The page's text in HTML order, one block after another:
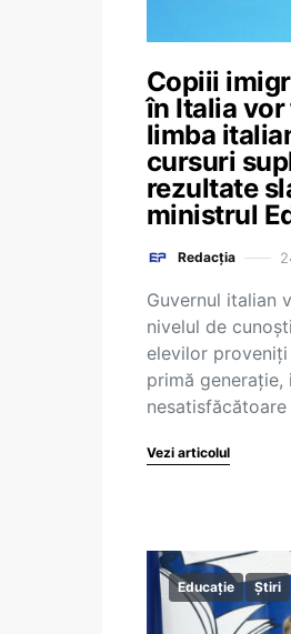
Copiii
în Italia
limba
cursuri
rezultate
ministrul
Redacția
Guvernul italian
nivelul de
elevilor
primă
Vezi articolul
Educație Știri